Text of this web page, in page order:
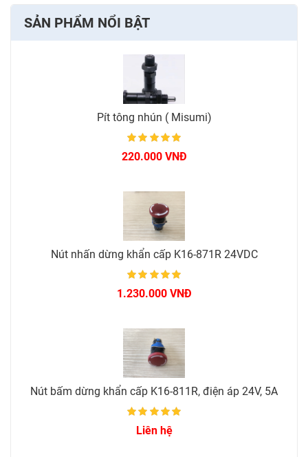
SẢN PHẨM NỔI BẬT
Pít tông nhún ( Misumi)
220.000 VNĐ
Nút nhấn dừng khẩn cấp K16-871R 24VDC
1.230.000 VNĐ
Nút bấm dừng khẩn cấp K16-811R, điện áp 24V, 5A
Liên hệ